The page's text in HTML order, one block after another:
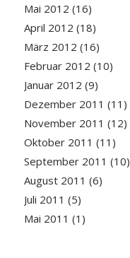
Mai 2012 (16)
April 2012 (18)
März 2012 (16)
Februar 2012 (10)
Januar 2012 (9)
Dezember 2011 (11)
November 2011 (12)
Oktober 2011 (11)
September 2011 (10)
August 2011 (6)
Juli 2011 (5)
Mai 2011 (1)